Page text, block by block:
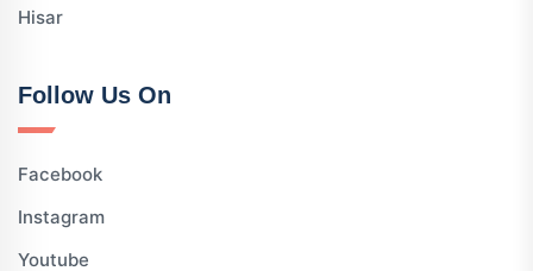
Hisar
Follow Us On
Facebook
Instagram
Youtube